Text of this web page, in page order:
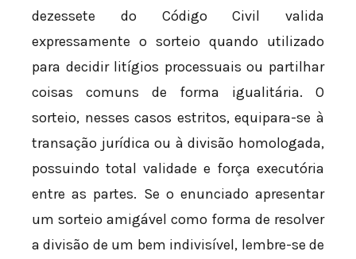
dezessete do Código Civil valida
expressamente o sorteio quando utilizado
para decidir litígios processuais ou partilhar
coisas comuns de forma igualitária. O
sorteio, nesses casos estritos, equipara-se à
transação jurídica ou à divisão homologada,
possuindo total validade e força executória
entre as partes. Se o enunciado apresentar
um sorteio amigável como forma de resolver
a divisão de um bem indivisível, lembre-se de